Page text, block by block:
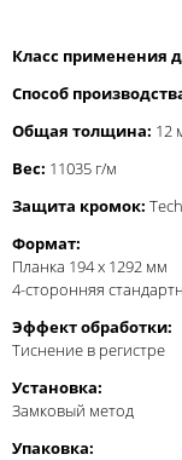
Класс применения
Способ
Общая толщина: 12
Вес: 11035 г/м
Защита кромок:
Формат:
Планка 194 x 1292 мм
4-сторонняя
Эффект обработки:
Тиснение в регистре
Установка:
Замковый метод
Упаковка: